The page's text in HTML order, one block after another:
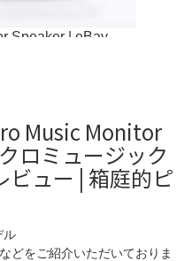
Music Monitor
ロミュージック
ビュー | 箱庭的ピ
ル
どをご紹介いただいておりま